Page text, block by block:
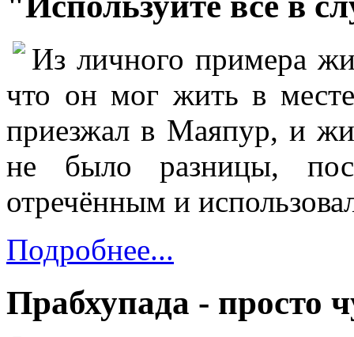
Из личного примера
что он мог жить в
приезжал в Маяпур, и
не было разницы,
отречённым и
Подробнее...
Прабхупада - просто